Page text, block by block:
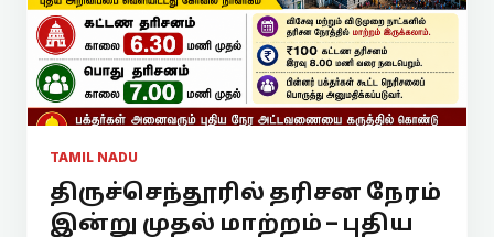
TAMIL NADU
திருச்செந்தூரில் தரிசன நேரம்
இன்று முதல் மாற்றம் – புதிய